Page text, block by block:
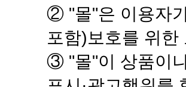
② "몰"은 이용자
포함)보호를 위
③ "몰"이 상품이